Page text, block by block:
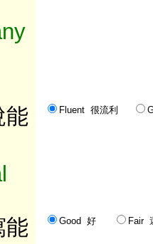
能
Fluent 很流利
能
Good 好 Fair